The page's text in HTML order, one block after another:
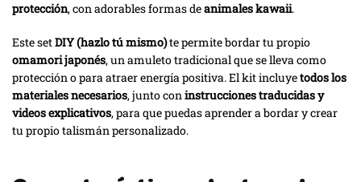
protección, con adorables formas deanimales kawaii.
Este setDIY (hazlo tú mismo)te permite bordar tu propio
omamori japonés, un amuleto tradicional que se lleva como
protección o para atraer energía positiva. El kit incluyetodos los
materiales necesarios, junto con instrucciones traducidas y
videos explicativos, para que puedas aprender a bordar y crear
tu propio talismán personalizado.